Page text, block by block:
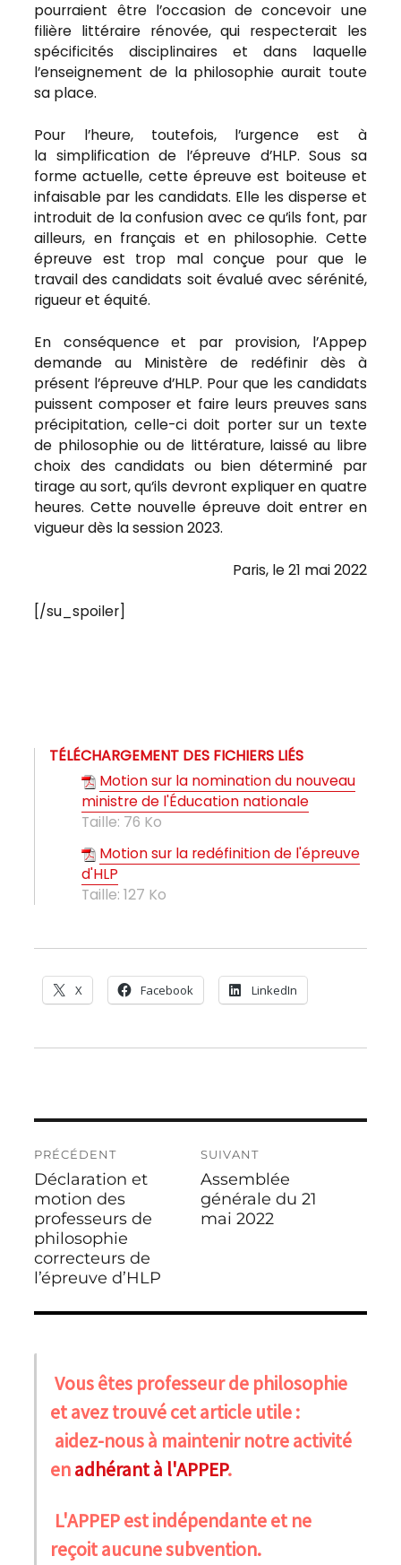
pourraient être l’occasion de concevoir une
filière littéraire rénovée, qui respecterait les
spécificités disciplinaires et dans laquelle
l’enseignement de la philosophie aurait toute
sa place.
Pour l’heure, toutefois, l’urgence est à
la simplification de l’épreuve d’HLP. Sous sa
forme actuelle, cette épreuve est boiteuse et
infaisable par les candidats. Elle les disperse et
introduit de la confusion avec ce qu’ils font, par
ailleurs, en français et en philosophie. Cette
épreuve est trop mal conçue pour que le
travail des candidats soit évalué avec sérénité,
rigueur et équité.
En conséquence et par provision, l’Appep
demande au Ministère de redéfinir dès à
présent l’épreuve d’HLP. Pour que les candidats
puissent composer et faire leurs preuves sans
précipitation, celle-ci doit porter sur un texte
de philosophie ou de littérature, laissé au libre
choix des candidats ou bien déterminé par
tirage au sort, qu’ils devront expliquer en quatre
heures. Cette nouvelle épreuve doit entrer en
vigueur dès la session 2023.
Paris, le 21 mai 2022
[/su_spoiler]
TÉLÉCHARGEMENT DES FICHIERS LIÉS
Motion sur la nomination du nouveau
ministre de l'Éducation nationale
Taille: 76 Ko
Motion sur la redéfinition de l'épreuve
d'HLP
Taille: 127 Ko
X Facebook LinkedIn
de
l’article
PRÉCÉDENT
Publication
précédente :
Déclaration et
motion des
professeurs de
philosophie
correcteurs de
l’épreuve d’HLP
SUIVANT
Publication
suivante :
Assemblée
générale du 21
mai 2022
Vous êtes professeur de philosophie
et avez trouvé cet article utile :
aidez-nous à maintenir notre activité
enadhérant à l'APPEP.
L'APPEP est indépendante et ne
reçoit aucune subvention.